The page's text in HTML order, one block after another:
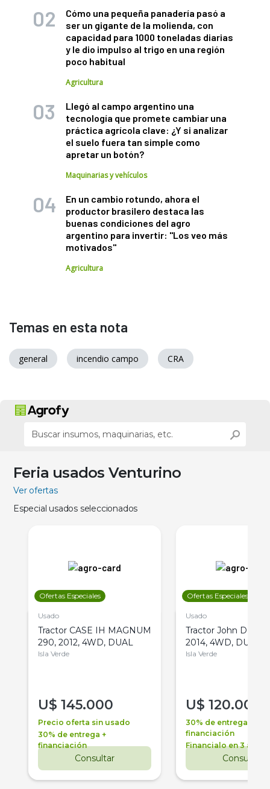
Cómo una pequeña panadería pasó a
ser un gigante de la molienda, con
capacidad para 1000 toneladas diarias
y le dio impulso al trigo en una región
poco habitual
Agricultura
Llegó al campo argentino una
tecnología que promete cambiar una
práctica agrícola clave: ¿Y si analizar
el suelo fuera tan simple como
apretar un botón?
Maquinarias y vehículos
En un cambio rotundo, ahora el
productor brasilero destaca las
buenas condiciones del agro
argentino para invertir: "Los veo más
motivados"
Agricultura
Temas en esta nota
general incendio campo CRA
Feria usados Venturino
Ver ofertas
Especial usados seleccionados
Ofertas Especiales
Usado
Tractor CASE IH MAGNUM
290, 2012, 4WD, DUAL
Isla Verde
U$ 145.000
Precio oferta sin usado
30% de entrega +
financiación
Consultar
Ofertas Especiales
Usado
Tractor John Deere
2014, 4WD, DUAL
Isla Verde
U$ 120.000
30% de entrega +
financiación
Financialo en 3 años
Consultar